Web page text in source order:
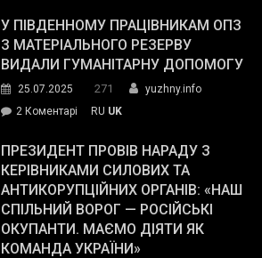
завойовує
симпатії
виборців
The
Street
Journal.
У ПІВДЕННОМУ ПРАЦІВНИКАМ ОПЗ
З МАТЕРІАЛЬНОГО РЕЗЕРВУ
ВИДАЛИ ГУМАНІТАРНУ ДОПОМОГУ
25.07.2025 271
yuzhny.info
2 Коментарі
Південному
працівникам
ОПЗ
з
матеріального
резерву
RU UK
ПРЕЗИДЕНТ ПРОВІВ НАРАДУ З
КЕРІВНИКАМИ СИЛОВИХ ТА
АНТИКОРУПЦІЙНИХ ОРГАНІВ: «НАШ
СПІЛЬНИЙ ВОРОГ — РОСІЙСЬКІ
ОКУПАНТИ. МАЄМО ДІЯТИ ЯК
КОМАНДА УКРАЇНИ»